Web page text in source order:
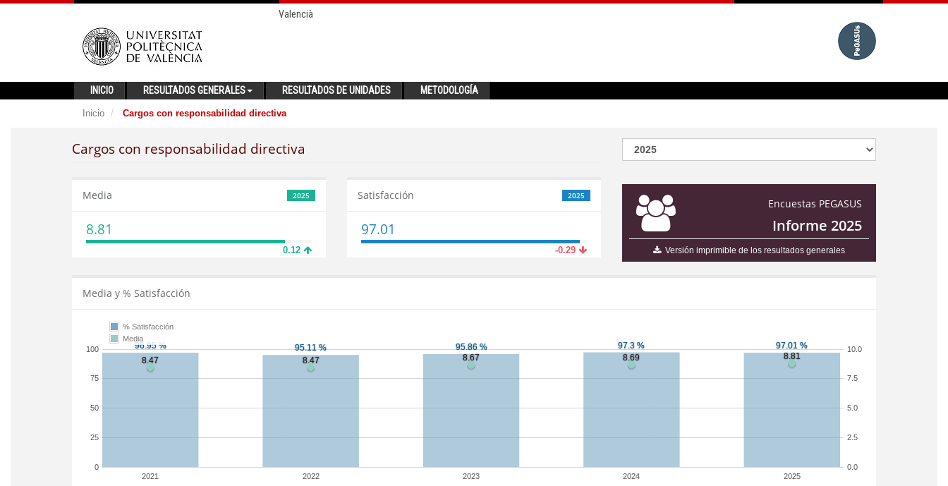
Valencià
INICIO RESULTADOS GENERALES RESULTADOS DE UNIDADES METODOLOGÍA
Inicio Cargos con responsabilidad directiva
Cargos con responsabilidad directiva
Encuestas PEGASUS
Informe 2025
Versión imprimible de los resultados generales
2025
Media
8.81
0.12
2025
Satisfacción
97.01
-0.29
Media y % Satisfacción
2021 2022 2023 2024 2025
0
25
50
75
100
0.0
2.5
5.0
7.5
10.0
% Satisfacción
Media